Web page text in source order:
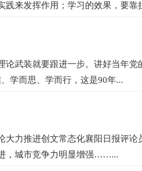
践来发挥作用；学习的效果，要靠
论武装就要跟进一步。讲好当年党
学而思、学而行，这是90年...
力推进创文常态化襄阳日报评论
，城市竞争力明显增强……...